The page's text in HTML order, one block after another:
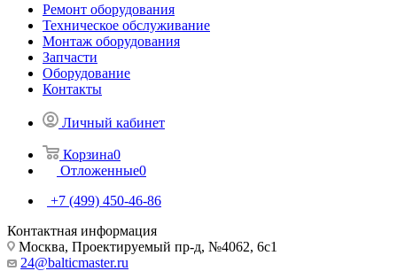
Ремонт оборудования
Техническое обслуживание
Монтаж оборудования
Запчасти
Оборудование
Контакты
Личный кабинет
Корзина0
Отложенные0
+7 (499) 450-46-86
Контактная информация
Москва, Проектируемый пр-д, №4062, 6с1
24@balticmaster.ru